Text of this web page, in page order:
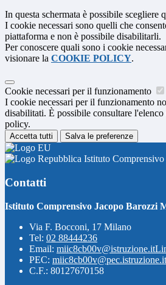
In questa schermata è possibile scegliere
I cookie necessari sono quelli che
piattaforma e non è possibile disabilitarli.
Per conoscere quali sono i cookie
visionare la COOKIE POLICY.
Cookie necessari per il funzionamento
I cookie necessari per il funzionamento
disabilitati. È possibile consultare
policy.
Accetta tutti Salva le preferenze
Istituto
Contatti
Istituto Comprensivo Jacopo Barozzi
Via F. Bocconi, 17 Milano
Tel: 02 88444236
Email: miic8cb00v@istruzione.it
PEC: miic8cb00v@pec.istruzione.it
C.F.: 80127670158